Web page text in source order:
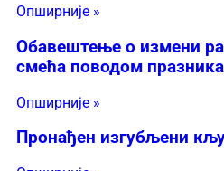
Опширније »
Обавештење о измени
смећа поводом празника
Опширније »
Пронађен изгубљени